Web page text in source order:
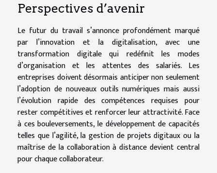
Perspectives d’avenir
Le futur du travail s’annonce profondément marqué
par l’innovation et la digitalisation, avec une
transformation digitale qui redéfinit les modes
d’organisation et les attentes des salariés. Les
entreprises doivent désormais anticiper non seulement
l’adoption de nouveaux outils numériques mais aussi
l’évolution rapide des compétences requises pour
rester compétitives et renforcer leur attractivité. Face
à ces bouleversements, le développement de capacités
telles que l’agilité, la gestion de projets digitaux ou la
maîtrise de la collaboration à distance devient central
pour chaque collaborateur.